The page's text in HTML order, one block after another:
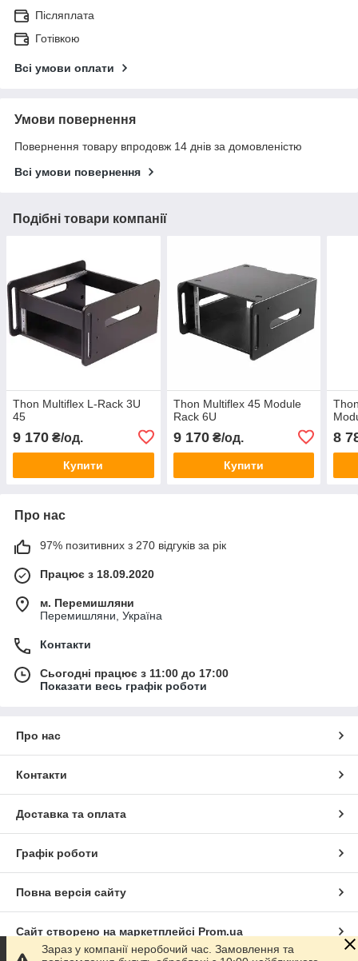
Післяплата
Готівкою
Всі умови оплати
Умови повернення
Повернення товару впродовж 14 днів за домовленістю
Всі умови повернення
Подібні товари компанії
Thon Multiflex L-Rack 3U
45
9 170 ₴/од.
Купити
Thon Multiflex 45 Module
Rack 6U
9 170₴/од.
Купити
8
Про нас
97% позитивних з 270 відгуків за рік
Працює з 18.09.2020
м. Перемишляни
Перемишляни, Україна
Контакти
Сьогодні працює з 11:00 до 17:00
Показати весь графік роботи
Про нас
Контакти
Доставка та оплата
Графік роботи
Повна версія сайту
Сайт створено на маркетплейсі Prom.ua
Зараз у компанії неробочий час. Замовлення та